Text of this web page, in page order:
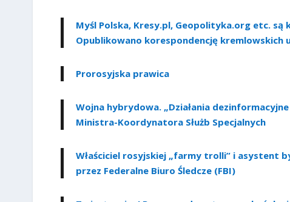
Myśl Polska, Kresy.pl, Geopolityka.org etc. są
Opublikowano korespondencję kremlowskich
Prorosyjska prawica
Wojna hybrydowa. „Działania
Ministra-Koordynatora Służb Specjalnych
Właściciel rosyjskiej „farmy trolli” i asystent
przez Federalne Biuro Śledcze (FBI)